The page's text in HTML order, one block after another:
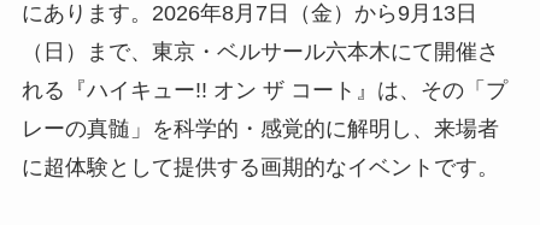
にあります。2026年8月7日（金）から9月13日
（日）まで、東京・ベルサール六本木にて開催さ
れる『ハイキュー!! オン ザ コート』は、その「プ
レーの真髄」を科学的・感覚的に解明し、来場者
に超体験として提供する画期的なイベントです。